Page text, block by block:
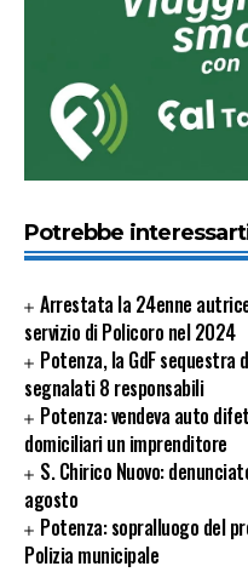
Potrebbe
Arrestata la 24enne
servizio di Policoro nel 2024
Potenza, la GdF
segnalati 8 responsabili
Potenza: vendeva auto
domiciliari un imprenditore
S. Chirico Nuovo:
agosto
Potenza: sopralluogo del
Polizia municipale